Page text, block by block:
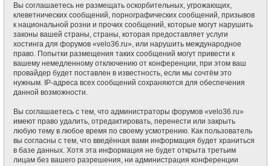
Вы соглашаетесь не размещать оскорбительных, угрожающих,
клеветнических сообщений, порнографических сообщений, призывов
к национальной розни и прочих сообщений, которые могут нарушить
законы вашей страны, страны, которая предоставляет услуги
хостинга для форумов «velo36.ru», или нарушить международное
право. Попытки размещения таких сообщений могут привести к
вашему немедленному отключению от конференции, при этом ваш
провайдер будет поставлен в известность, если мы сочтём это
нужным. IP-адреса всех сообщений сохраняются для обеспечения
данной возможности.
Вы соглашаетесь с тем, что администраторы форумов «velo36.ru»
имеют право удалить, отредактировать, перенести или закрыть
любую тему в любое время по своему усмотрению. Как пользователь
вы согласны с тем, что введённая вами информация будет храниться
в базе данных. Хотя эта информация не будет открыта третьим
лицам без вашего разрешения, ни администрация конференции